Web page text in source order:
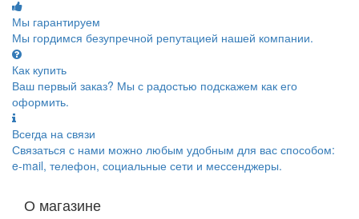
Мы гарантируем
Мы гордимся безупречной репутацией нашей компании.
Как купить
Ваш первый заказ? Мы с радостью подскажем как его
оформить.
Всегда на связи
Связаться с нами можно любым удобным для вас способом:
e-mail, телефон, социальные сети и мессенджеры.
О магазине